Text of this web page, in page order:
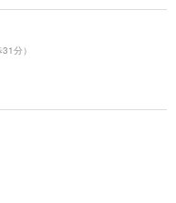
31分）